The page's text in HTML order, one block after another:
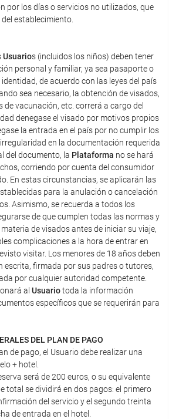
por los días o servicios no utilizados, que
establecimiento.
Usuarios (incluidos los niños) deben tener
personal y familiar, ya sea pasaporte o
de acuerdo con las leyes del país
sea necesario, la obtención de visados,
vacunación, etc. correrá a cargo del
denegase el visado por motivos propios
la entrada en el país por no cumplir los
en la documentación requerida
del documento, la Plataforma no se hará
corriendo por cuenta del consumidor
En estas circunstancias, se aplicarán las
para la anulación o cancelación
Asimismo, se recuerda a todos los
de que cumplen todas las normas y
de visados antes de iniciar su viaje,
complicaciones a la hora de entrar en
visitar. Los menores de 18 años deben
escrita, firmada por sus padres o tutores,
por cualquier autoridad competente.
al Usuariotoda la información
específicos que se requerirán para
DEL PLAN DE PAGO
de pago, el Usuario debe realizar una
+ hotel.
será de 200 euros, o su equivalente
total se dividirá en dos pagos: el primero
del servicio y el segundo treinta
de entrada en el hotel.